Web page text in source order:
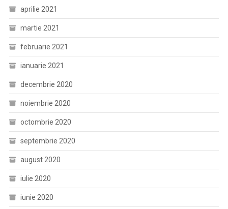
aprilie 2021
martie 2021
februarie 2021
ianuarie 2021
decembrie 2020
noiembrie 2020
octombrie 2020
septembrie 2020
august 2020
iulie 2020
iunie 2020